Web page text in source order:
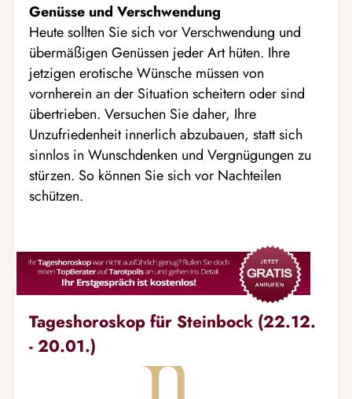
Genüsse und Verschwendung
Heute sollten Sie sich vor Verschwendung und
übermäßigen Genüssen jeder Art hüten. Ihre
jetzigen erotische Wünsche müssen von
vornherein an der Situation scheitern oder sind
übertrieben. Versuchen Sie daher, Ihre
Unzufriedenheit innerlich abzubauen, statt sich
sinnlos in Wunschdenken und Vergnügungen zu
stürzen. So können Sie sich vor Nachteilen
schützen.
Tageshoroskop für Steinbock (22.12.
- 20.01.)